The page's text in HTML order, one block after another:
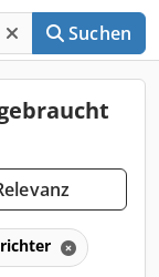
Suchen